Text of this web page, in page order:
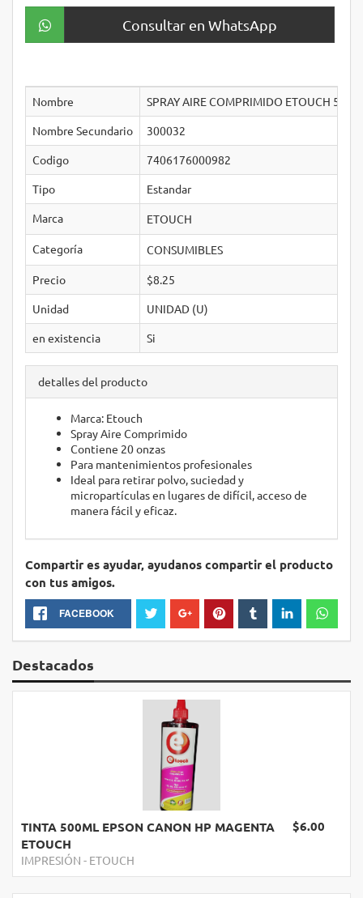
Consultar en WhatsApp
Nombre
SPRAY AIRE COMPRIMIDO ETOUCH
Nombre Secundario
300032
Codigo
7406176000982
Tipo
Estandar
Marca
ETOUCH
Categoría CONSUMIBLES
Precio
$8.25
Unidad
UNIDAD (U)
en existencia
Si­
detalles del producto
Marca: Etouch
Spray Aire Comprimido
Contiene 20 onzas
Para mantenimientos profesionales
Ideal para retirar polvo, suciedad y
micropartículas en lugares de difícil, acceso de
manera fácil y eficaz.
Compartir es ayudar, ayudanos compartir el producto
con tus amigos.
FACEBOOK
Destacados
$6.00
TINTA 500ML EPSON CANON HP MAGENTA
ETOUCH
IMPRESIÓN - ETOUCH